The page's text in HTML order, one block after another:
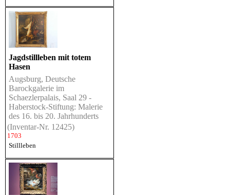
Jagdstillleben mit totem
Hasen
Augsburg, Deutsche
Barockgalerie im
Schaezlerpalais, Saal 29 -
Haberstock-Stiftung: Malerie
des 16. bis 20. Jahrhunderts
(Inventar-Nr. 12425)
1703
Stillleben